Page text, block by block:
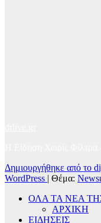
Δημιουργήθηκε από το
WordPress | Θέμα:
ΟΛΑ ΤΑ ΝΕΑ
ΑΡΧΙΚΗ
ΕΙΔΗΣΕΙΣ